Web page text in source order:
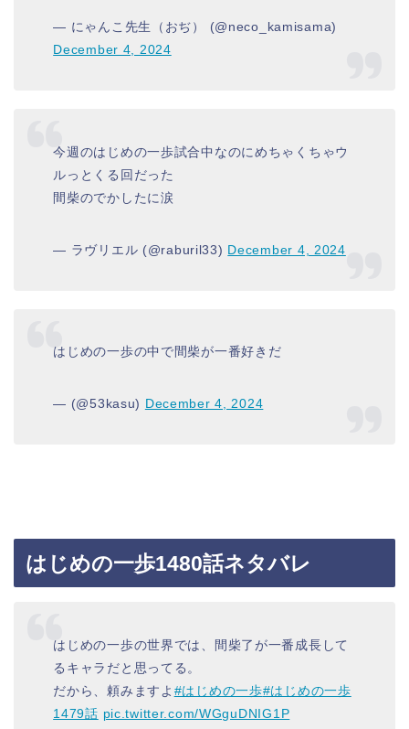
— にゃんこ先生（おぢ） (@neco_kamisama)
December 4, 2024
今週のはじめの一歩試合中なのにめちゃくちゃウ
ルっとくる回だった
間柴のでかしたに涙
— ラヴリエル (@raburil33) December 4, 2024
はじめの一歩の中で間柴が一番好きだ
— (@53kasu) December 4, 2024
はじめの一歩1480話ネタバレ
はじめの一歩の世界では、間柴了が一番成長して
るキャラだと思ってる。
だから、頼みますよ #はじめの一歩#はじめの一歩
1479話 pic.twitter.com/WGguDNIG1P